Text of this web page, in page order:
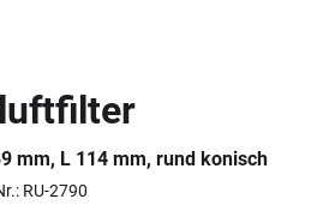
mm, L 114 mm, rund konisch
RU-2790